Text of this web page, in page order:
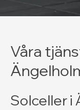
Våra
Solceller i